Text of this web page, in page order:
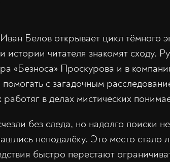
Белов открывает цикл тёмного
читателя знакомят сходу.
«Безноса» Проскурова и в
с загадочным
в делах мистических
без следа, но надолго поиски
неподалёку. Это место стало
быстро перестают